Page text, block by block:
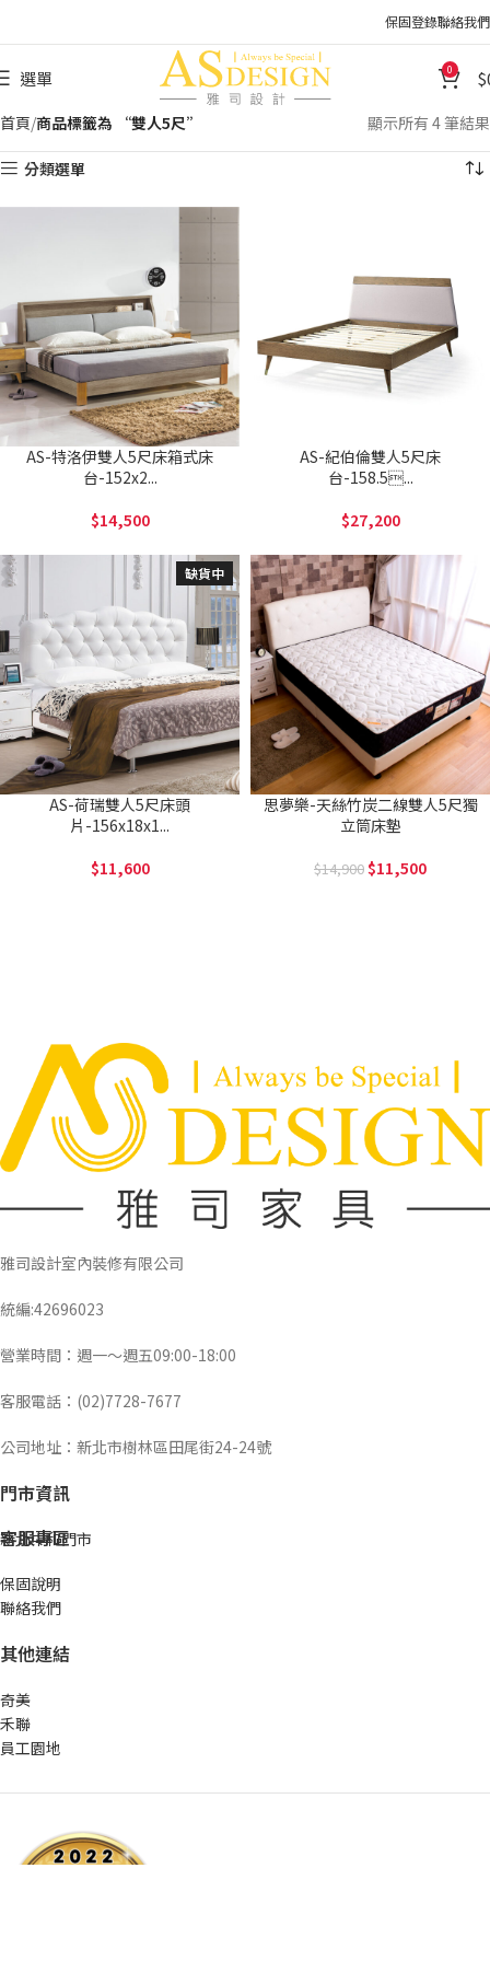
保固登錄聯絡我們
選單 0
首頁 商品標籤為 “雙人5尺” 顯示所有 4 筆結果
分類選單
AS-特洛伊雙人5尺床箱式床
台-152x2...
14,500
AS-紀伯倫雙人5尺床
台-158.5...
27,200
缺貨中
AS-荷瑞雙人5尺床頭
片-156x18x1...
11,600
思夢樂-天絲竹炭二線雙人5尺獨
立筒床墊
14,900 11,500
雅司設計室內裝修有限公司
統編:42696023
營業時間：週一～週五09:00-18:00
客服電話：(02)7728-7677
公司地址：新北市樹林區田尾街24-24號
門市資訊
新北中和門市
客服專區
保固說明
聯絡我們
其他連結
奇美
禾聯
員工園地